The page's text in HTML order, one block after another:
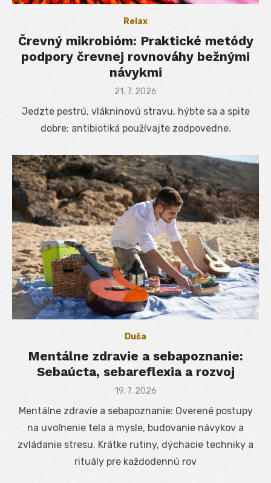
Relax
Črevný mikrobióm: Praktické metódy
podpory črevnej rovnováhy bežnými
návykmi
Posted
21. 7. 2026
Jedzte pestrú, vlákninovú stravu, hýbte sa a spite
dobre; antibiotiká používajte zodpovedne.
Duša
Mentálne zdravie a sebapoznanie:
Sebaúcta, sebareflexia a rozvoj
Posted
19. 7. 2026
Mentálne zdravie a sebapoznanie: Overené postupy
na uvoľnenie tela a mysle, budovanie návykov a
zvládanie stresu. Krátke rutiny, dýchacie techniky a
rituály pre každodennú rov